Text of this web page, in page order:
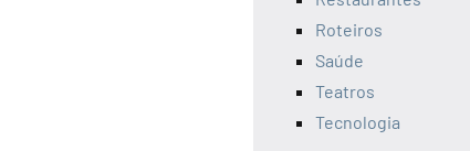
Roteiros
Saúde
Teatros
Tecnologia